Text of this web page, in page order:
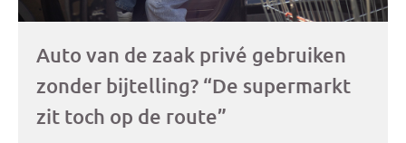
Auto van de zaak privé gebruiken
zonder bijtelling? “De supermarkt
zit toch op de route”